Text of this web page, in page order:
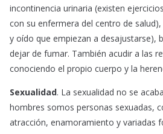
incontinencia urinaria (existen
con su enfermera del centro de
y oído que empiezan a desajustarse),
dejar de fumar. También acudir a las
conociendo el propio cuerpo y la
Sexualidad. La sexualidad no se
hombres somos personas sexuadas,
atracción, enamoramiento y variadas